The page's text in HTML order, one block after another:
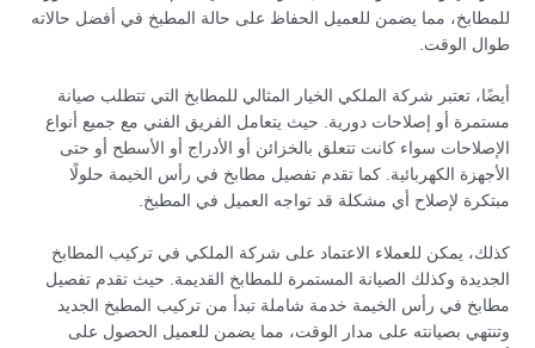
للمطابخ، مما يضمن للعميل الحفاظ على حالة المطبخ في أفضل حالاته
طوال الوقت.
أيضًا، تعتبر شركة الملكي الخيار المثالي للمطابخ التي تتطلب صيانة
مستمرة أو إصلاحات دورية. حيث يتعامل الفريق الفني مع جميع أنواع
الإصلاحات سواء كانت تتعلق بالخزائن أو الأدراج أو الأسطح أو حتى
الأجهزة الكهربائية. كما تقدم تفصيل مطابخ في رأس الخيمة حلولًا
مبتكرة لإصلاح أي مشكلة قد تواجه العميل في المطبخ.
كذلك، يمكن للعملاء الاعتماد على شركة الملكي في تركيب المطابخ
الجديدة وكذلك الصيانة المستمرة للمطابخ القديمة. حيث تقدم تفصيل
مطابخ في رأس الخيمة خدمة شاملة تبدأ من تركيب المطبخ الجديد
وتنتهي بصيانته على مدار الوقت، مما يضمن للعميل الحصول على